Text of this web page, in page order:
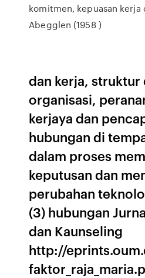
komitmen, kepuasan kerja
Abegglen (1958 )
dan kerja, struktur
organisasi,
kerjaya dan
hubungan di
dalam proses
keputusan dan
perubahan
(3) hubungan
dan Kaunseling
http://